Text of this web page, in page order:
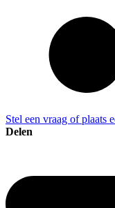
Stel een vraag of plaats
Delen